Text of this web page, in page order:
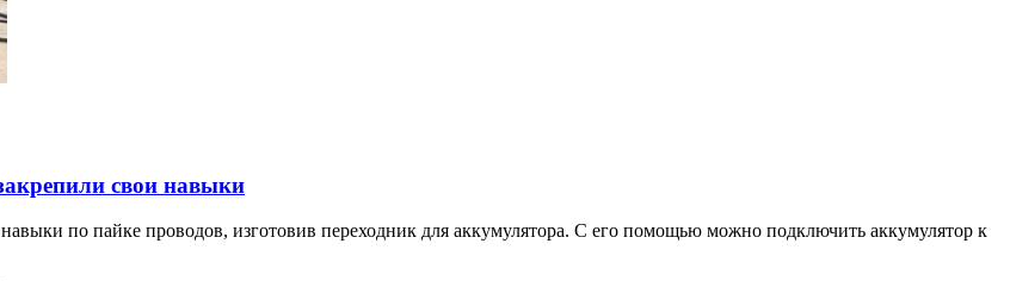
свои навыки
по пайке проводов, изготовив переходник для аккумулятора. С его помощью можно подключить аккумулятор к